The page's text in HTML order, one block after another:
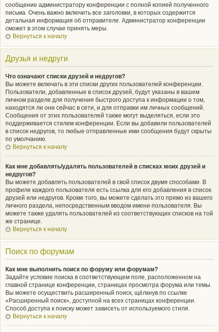
сообщение администратору конференции с полной копией полученного
письма. Очень важно включить все заголовки, в которых содержится
детальная информация об отправителе. Администратор конференции
сможет в этом случае принять меры.
Вернуться к началу
Друзья и недруги
Что означают списки друзей и недругов?
Вы можете включать в эти списки других пользователей конференции.
Пользователи, добавленные в список друзей, будут указаны в вашем
личном разделе для получения быстрого доступа к информации о том,
находятся ли они сейчас в сети, и для отправки им личных сообщений.
Сообщения от этих пользователей также могут выделяться, если это
поддерживается стилем конференции. Если вы добавили пользователей
в список недругов, то любые отправленные ими сообщения будут скрыты
по умолчанию.
Вернуться к началу
Как мне добавлять/удалять пользователей в списках моих друзей и
недругов?
Вы можете добавлять пользователей в свой список двумя способами. В
профиле каждого пользователя есть ссылка для его добавления в список
друзей или недругов. Кроме того, вы можете сделать это прямо из вашего
личного раздела, непосредственным вводом имени пользователя. Вы
можете также удалять пользователей из соответствующих списков на той
же странице.
Вернуться к началу
Поиск по форумам
Как мне выполнить поиск по форуму или форумам?
Задайте условие поиска в соответствующем поле, расположенном на
главной странице конференции, страницах просмотра форума или темы.
Вы можете осуществить расширенный поиск, щёлкнув по ссылке
«Расширенный поиск», доступной на всех страницах конференции.
Способ доступа к поиску может зависеть от используемого стиля.
Вернуться к началу